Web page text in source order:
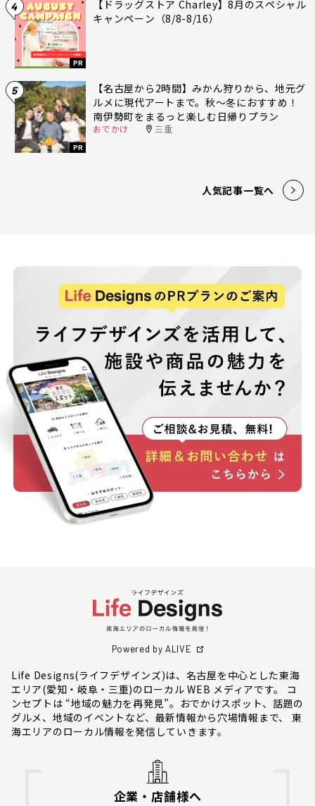
4
PR
【ドラッグストア Charley】8月のスペシャル
キャンペーン（8/8-8/16）
5
PR
【名古屋から2時間】みかん狩りから、地元グ
ルメに現代アートまで。秋〜冬におすすめ！
南伊勢町をまるっと楽しむ日帰りプラン
おでかけ 三重
人気記事一覧へ
Powered by ALIVE
Life Designs(ライフデザインズ)は、名古屋を中心とした東海
エリア(愛知・岐阜・三重)のローカル WEB メディアです。 コ
ンセプトは “地域の魅力を再発見”。おでかけスポット、話題の
グルメ、地域のイベントなど、最新情報から穴場情報まで、 東
海エリアのローカル情報を発信していきます。
企業・店舗様へ